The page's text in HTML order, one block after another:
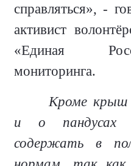
справляться», -
активист
«Единая
мониторинга.
Кроме крыш
и о пандусах
содержать в